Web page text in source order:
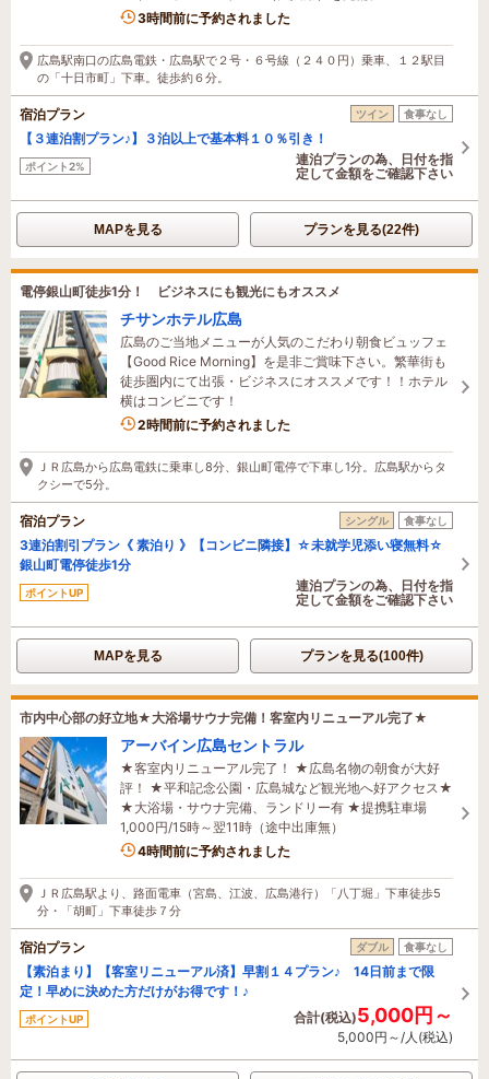
3時間前に予約されました
広島駅南口の広島電鉄・広島駅で２号・６号線（２４０円）乗車、１２駅目
の「十日市町」下車。徒歩約６分。
宿泊プラン ツイン 食事なし
【３連泊割プラン♪】３泊以上で基本料１０％引き！
ポイント2%
連泊プランの為、日付を指
定して金額をご確認下さい
MAPを見る プランを見る(22件)
電停銀山町徒歩1分！ ビジネスにも観光にもオススメ
チサンホテル広島
広島のご当地メニューが人気のこだわり朝食ビュッフェ
【Good Rice Morning】を是非ご賞味下さい。繁華街も
徒歩圏内にて出張・ビジネスにオススメです！！ホテル
横はコンビニです！
2時間前に予約されました
ＪＲ広島から広島電鉄に乗車し8分、銀山町電停で下車し1分。広島駅からタ
クシーで5分。
宿泊プラン シングル 食事なし
3連泊割引プラン《 素泊り 》【コンビニ隣接】☆未就学児添い寝無料☆
銀山町電停徒歩1分
ポイントUP
連泊プランの為、日付を指
定して金額をご確認下さい
MAPを見る プランを見る(100件)
市内中心部の好立地★大浴場サウナ完備！客室内リニューアル完了★
アーバイン広島セントラル
★客室内リニューアル完了！ ★広島名物の朝食が大好
評！ ★平和記念公園・広島城など観光地へ好アクセス★
★大浴場・サウナ完備、ランドリー有 ★提携駐車場
1,000円/15時～翌11時（途中出庫無）
4時間前に予約されました
ＪＲ広島駅より、路面電車（宮島、江波、広島港行）「八丁堀」下車徒歩5
分・「胡町」下車徒歩７分
宿泊プラン ダブル 食事なし
【素泊まり】【客室リニューアル済】早割１４プラン♪ 14日前まで限
定！早めに決めた方だけがお得です！♪
ポイントUP 合計(税込)5,000円～
5,000円～/人(税込)